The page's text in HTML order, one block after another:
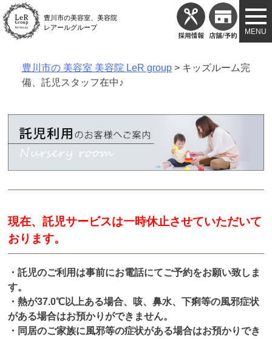
Skip
to
content
豊川市の美容室、美容院
レアールグループ
豊川市の 美容室 美容院 LeR group> キッズルーム完
備、託児スタッフ在中♪
現在、託児サービスは一時休止させていただいて
おります。
・託児のご利用は事前にお電話にてご予約をお願い致しま
す。
・熱が37.0℃以上ある場合、咳、鼻水、下痢等の風邪症状
がある場合はお預かりができません。
・同居のご家族に風邪等の症状がある場合はお預かりでき